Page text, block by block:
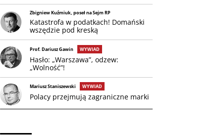
Zbigniew Kuźmiuk, poseł na Sejm RP
Katastrofa w podatkach! Domański
wszędzie pod kreską
Prof. Dariusz Gawin WYWIAD
Hasło: „Warszawa”, odzew:
„Wolność”!
Mariusz Staniszewski WYWIAD
Polacy przejmują zagraniczne marki